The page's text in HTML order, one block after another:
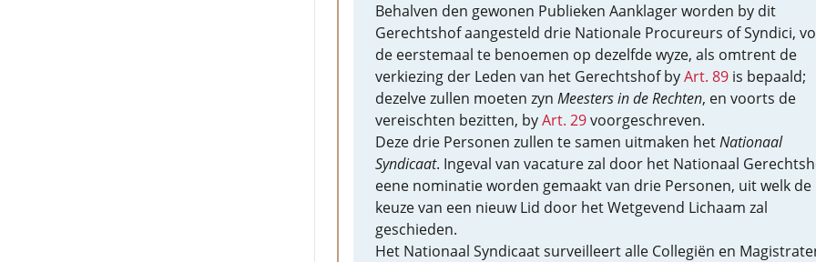
Behalven den gewonen Publieken Aanklager worden by dit
Gerechtshof aangesteld drie Nationale Procureurs of Syndici,
de eerstemaal te benoemen op dezelfde wyze, als omtrent de
verkiezing der Leden van het Gerechtshof byArt. 89is bepaald;
dezelve zullen moeten zyn Meesters in de Rechten, en voorts de
vereischten bezitten, byArt. 29voorgeschreven.
Deze drie Personen zullen te samen uitmaken hetNationaal
Syndicaat. Ingeval van vacature zal door het Nationaal
eene nominatie worden gemaakt van drie Personen, uit welk de
keuze van een nieuw Lid door het Wetgevend Lichaam zal
geschieden.
Het Nationaal Syndicaat surveilleert alle Collegiën en